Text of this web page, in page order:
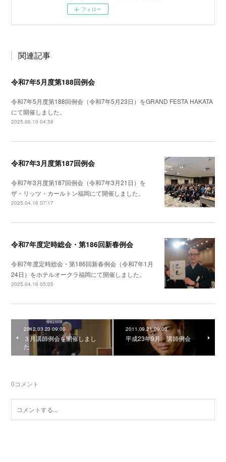
フォロー
関連記事
令和7年5月度第188回例会
令和7年5月度第188回例会（令和7年5月23日）をGRAND FESTA HAKATA
にて開催しました。
2025.06.10 04:58
令和7年3月度第187回例会
令和7年3月度第187回例会（令和7年3月21日）を
ザ・リッツ・カールトン福岡にて開催しました。
2025.04.16 07:17
令和7年度定時総会・第186回新春例会
令和7年度定時総会・第186回新春例会（令和7年1月
24日）をホテルオークラ福岡にて開催しました。
2025.04.16 05:05
2012.03.23 09:00
３月講師例会を開催しまし
た
2011.09.21 09:00
平成23年9月 講師例会
0コメント